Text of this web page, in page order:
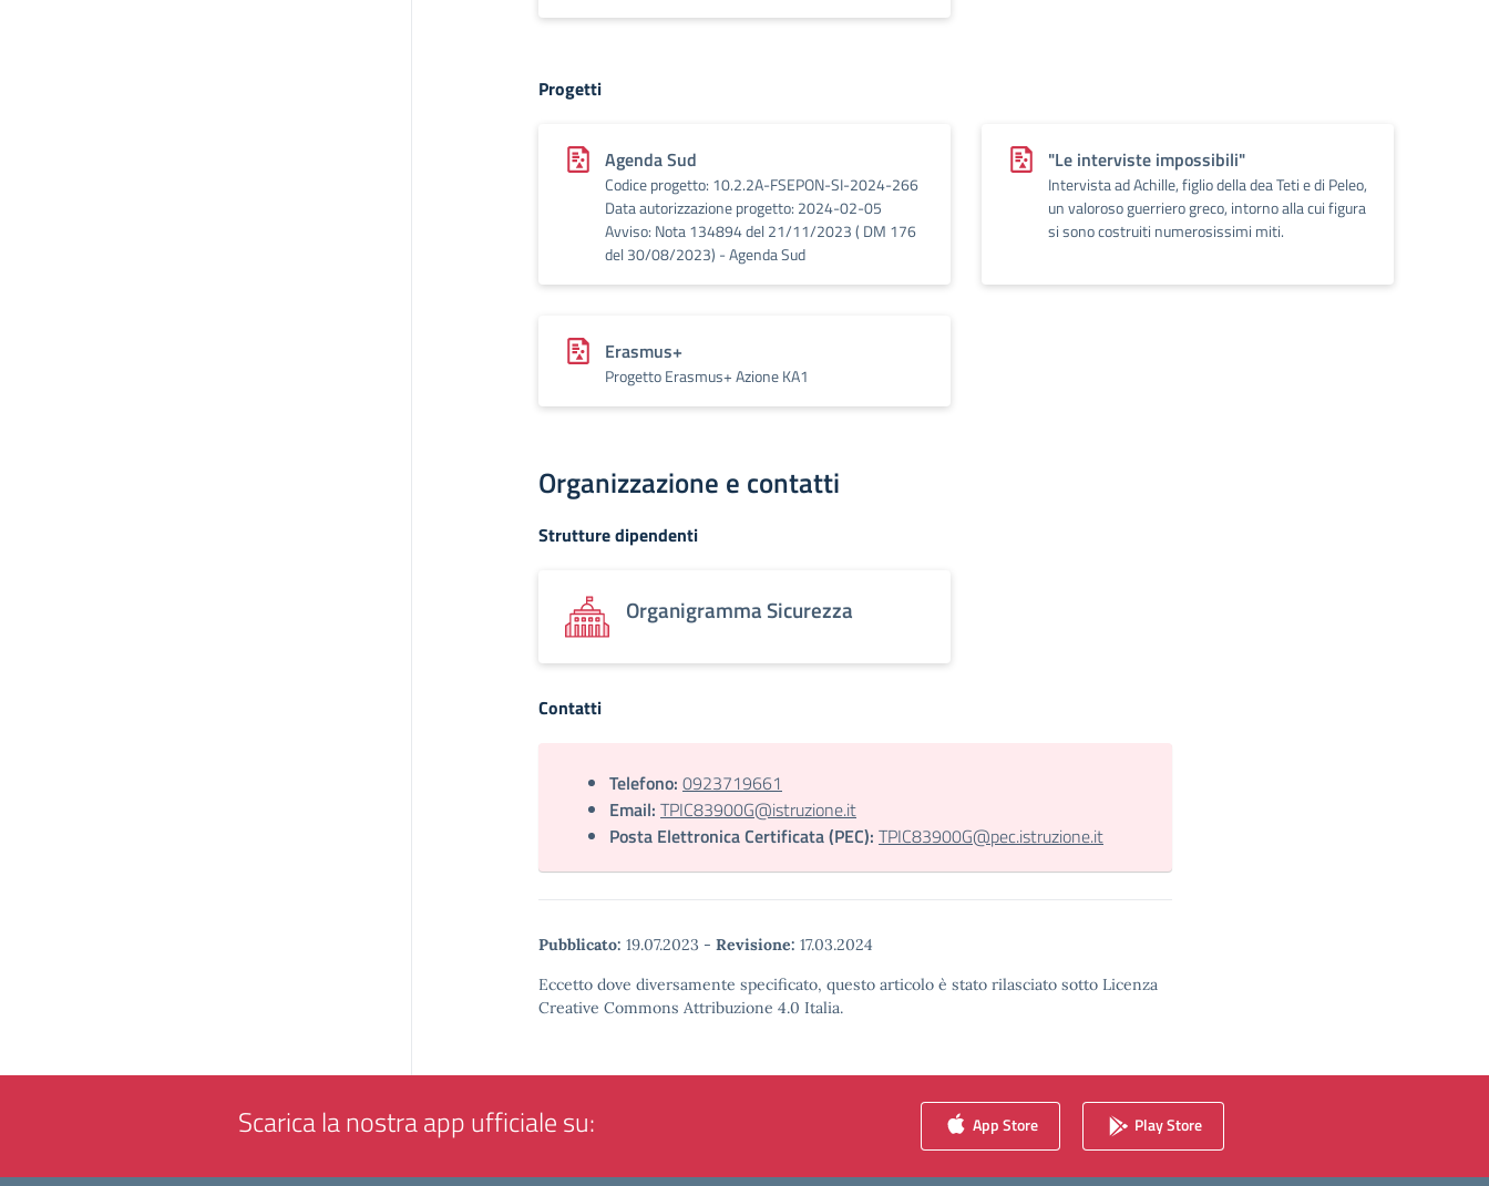
Progetti
Agenda Sud
Codice progetto: 10.2.2A-FSEPON-SI-2024-266
Data autorizzazione progetto: 2024-02-05
Avviso: Nota 134894 del 21/11/2023 ( DM 176
del 30/08/2023) - Agenda Sud
"Le interviste impossibili"
Intervista ad Achille, figlio della dea Teti e di Peleo,
un valoroso guerriero greco, intorno alla cui figura
si sono costruiti numerosissimi miti.
Erasmus+
Progetto Erasmus+ Azione KA1
Organizzazione e contatti
Strutture dipendenti
Organigramma Sicurezza
Contatti
Telefono: 0923719661
Email: TPIC83900G@istruzione.it
Posta Elettronica Certificata (PEC): TPIC83900G@pec.istruzione.it
Pubblicato: 19.07.2023 - Revisione: 17.03.2024
Eccetto dove diversamente specificato, questo articolo è stato rilasciato sotto Licenza
Creative Commons Attribuzione 4.0 Italia.
Scarica la nostra app ufficiale su: App Store Play Store